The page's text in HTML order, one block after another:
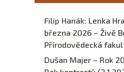
Filip Hanák: Lenka
března 2026 – Živě
Přírodovědecká
Dušan Majer – Rok